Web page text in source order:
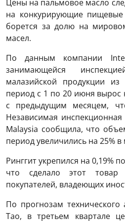
Цены на пальмовое масло
на конкурирующие пищевые
борется за долю на
масел.
По данным компании
занимающейся
малазийской продукции
период с 1 по 20 июня вырос
с предыдущим месяцем,
Независимая
Malaysia сообщила, что
период увеличились на 25%
Ринггит укрепился на 0,19%
что сделало этот
покупателей, владеющих
По прогнозам технического
Тао, в третьем квартале